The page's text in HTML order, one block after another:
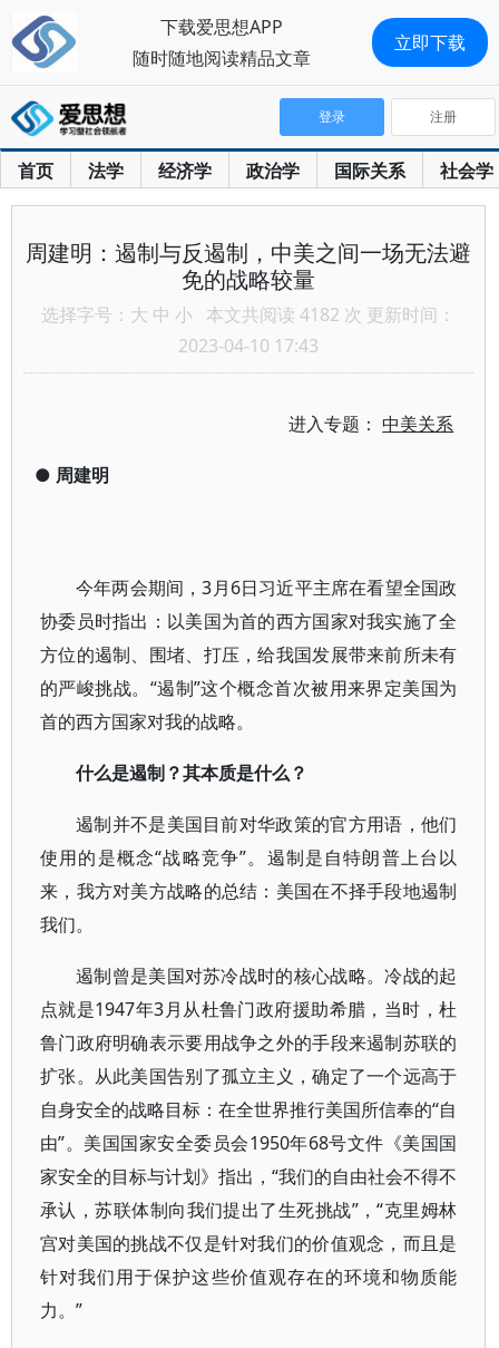
首页 法学 经济学 政治学 国际关系 社会学
登录 注册
周建明：遏制与反遏制，中美之间一场无法避
免的战略较量
选择字号： 大 中 小 本文共阅读 4182 次 更新时间：
2023-04-10 17:43
进入专题：中美关系
● 周建明
今年两会期间，3月6日习近平主席在看望全国政
协委员时指出：以美国为首的西方国家对我实施了全
方位的遏制、围堵、打压，给我国发展带来前所未有
的严峻挑战。“遏制”这个概念首次被用来界定美国为
首的西方国家对我的战略。
什么是遏制？其本质是什么？
遏制并不是美国目前对华政策的官方用语，他们
使用的是概念“战略竞争”。遏制是自特朗普上台以
来，我方对美方战略的总结：美国在不择手段地遏制
我们。
遏制曾是美国对苏冷战时的核心战略。冷战的起
点就是1947年3月从杜鲁门政府援助希腊，当时，杜
鲁门政府明确表示要用战争之外的手段来遏制苏联的
扩张。从此美国告别了孤立主义，确定了一个远高于
自身安全的战略目标：在全世界推行美国所信奉的“自
由”。美国国家安全委员会1950年68号文件《美国国
家安全的目标与计划》指出，“我们的自由社会不得不
承认，苏联体制向我们提出了生死挑战”，“克里姆林
宫对美国的挑战不仅是针对我们的价值观念，而且是
针对我们用于保护这些价值观存在的环境和物质能
力。”
下载爱思想APP
随时随地阅读精品文章
立即下载